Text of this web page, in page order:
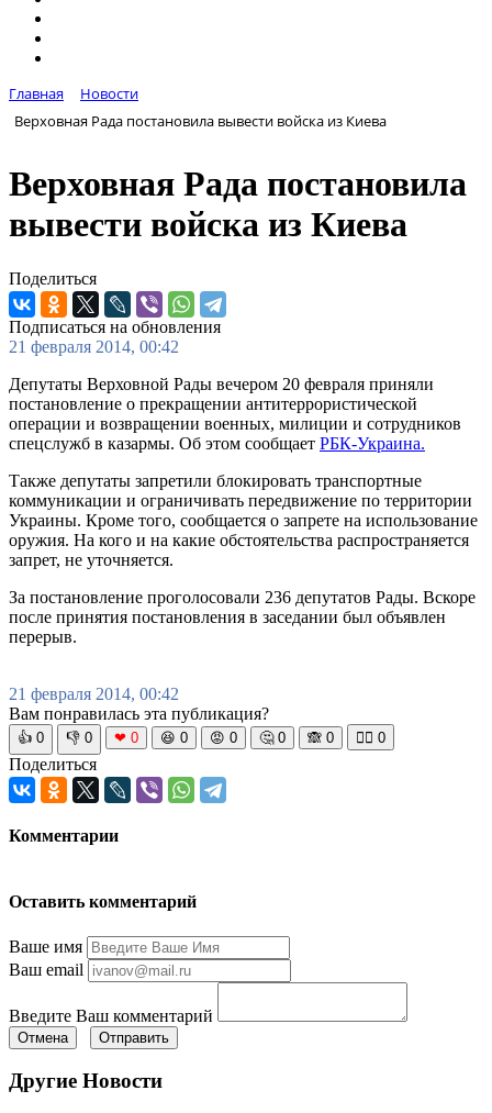
Главная
Новости
Верховная Рада постановила вывести войска из Киева
Верховная Рада постановила
вывести войска из Киева
Поделиться
Подписаться на обновления
21 февраля 2014, 00:42
Депутаты Верховной Рады вечером 20 февраля приняли
постановление о прекращении антитеррористической
операции и возвращении военных, милиции и сотрудников
спецслужб в казармы. Об этом сообщает РБК-Украина.
Также депутаты запретили блокировать транспортные
коммуникации и ограничивать передвижение по территории
Украины. Кроме того, сообщается о запрете на использование
оружия. На кого и на какие обстоятельства распространяется
запрет, не уточняется.
За постановление проголосовали 236 депутатов Рады. Вскоре
после принятия постановления в заседании был объявлен
перерыв.
21 февраля 2014, 00:42
Вам понравилась эта публикация?
👍 0 👎 0 ❤ 0 😆 0 😡 0 🤔 0 🙈 0 🧘‍♀️ 0
Поделиться
Комментарии
Оставить комментарий
Ваше имя
Ваш email
Введите Ваш комментарий
Отмена Отправить
Другие Новости